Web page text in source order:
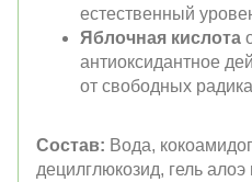
естественный
Яблочная кислота
антиоксидантное
от свободных
Состав: Вода,
децилглюкозид, гель